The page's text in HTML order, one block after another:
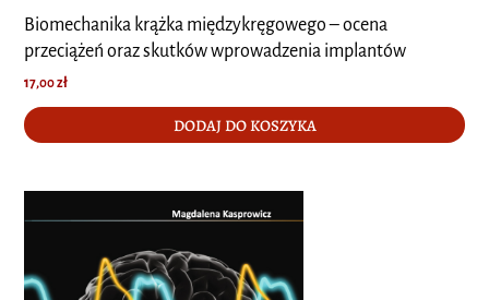
Biomechanika krążka międzykręgowego – ocena
przeciążeń oraz skutków wprowadzenia implantów
17,00zł
DODAJ DO KOSZYKA